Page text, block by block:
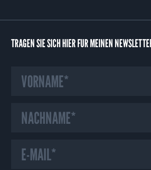
TRAGEN SIE SICH HIER FÜR MEINEN